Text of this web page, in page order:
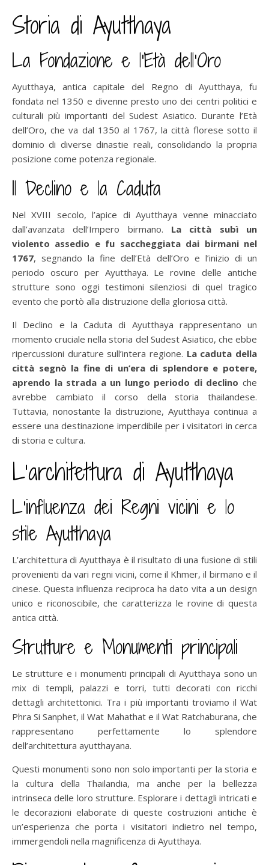
Storia di Ayutthaya
La Fondazione e l’Età dell’Oro
Ayutthaya, antica capitale del Regno di Ayutthaya, fu
fondata nel 1350 e divenne presto uno dei centri politici e
culturali più importanti del Sudest Asiatico. Durante l’Età
dell’Oro, che va dal 1350 al 1767, la città florese sotto il
dominio di diverse dinastie reali, consolidando la propria
posizione come potenza regionale.
Il Declino e la Caduta
Nel XVIII secolo, l’apice di Ayutthaya venne minacciato
dall’avanzata dell’Impero birmano. La città subì un
violento assedio e fu saccheggiata dai birmani nel
1767, segnando la fine dell’Età dell’Oro e l’inizio di un
periodo oscuro per Ayutthaya. Le rovine delle antiche
strutture sono oggi testimoni silenziosi di quel tragico
evento che portò alla distruzione della gloriosa città.
Il Declino e la Caduta di Ayutthaya rappresentano un
momento cruciale nella storia del Sudest Asiatico, che ebbe
ripercussioni durature sull’intera regione. La caduta della
città segnò la fine di un’era di splendore e potere,
aprendo la strada a un lungo periodo di declino che
avrebbe cambiato il corso della storia thailandese.
Tuttavia, nonostante la distruzione, Ayutthaya continua a
essere una destinazione imperdibile per i visitatori in cerca
di storia e cultura.
L’architettura di Ayutthaya
L’influenza dei Regni vicini e lo
stile Ayutthaya
L’architettura di Ayutthaya è il risultato di una fusione di stili
provenienti da vari regni vicini, come il Khmer, il birmano e il
cinese. Questa influenza reciproca ha dato vita a un design
unico e riconoscibile, che caratterizza le rovine di questa
antica città.
Strutture e Monumenti principali
Le strutture e i monumenti principali di Ayutthaya sono un
mix di templi, palazzi e torri, tutti decorati con ricchi
dettagli architettonici. Tra i più importanti troviamo il Wat
Phra Si Sanphet, il Wat Mahathat e il Wat Ratchaburana, che
rappresentano perfettamente lo splendore
dell’architettura ayutthayana.
Questi monumenti sono non solo importanti per la storia e
la cultura della Thailandia, ma anche per la bellezza
intrinseca delle loro strutture. Esplorare i dettagli intricati e
le decorazioni elaborate di queste costruzioni antiche è
un’esperienza che porta i visitatori indietro nel tempo,
immergendoli nella magnificenza di Ayutthaya.